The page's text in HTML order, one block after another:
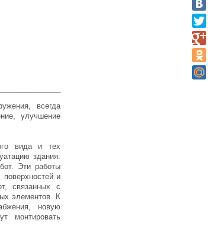
всегда
улучшение
вида и тех
здания.
Эти работы
и
связанных с
элементов. К
новую
монтировать